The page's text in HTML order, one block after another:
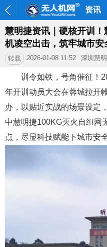
资讯
慧明捷资讯｜硬核开训
机凌空出击，筑牢城市安
转载 2026-01-08 11:52 深圳慧
训令如铁，号角催征！
年开训动员大会在蓉城拉开
办，以贴近实战的场景设定
中慧明捷100KG灭火自组网
点，尽显科技赋能下城市安